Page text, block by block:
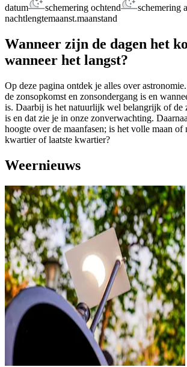
datum schemering ochtend
schemering
nachtlengtemaanst.maanstand
Wanneer zijn de dagen het
wanneer het langst?
Op deze pagina ontdek je alles over
de zonsopkomst en zonsondergang is en
is. Daarbij is het natuurlijk wel belangrijk of de
is en dat zie je in onze zonverwachting.
hoogte over de maanfasen; is het volle maan of
kwartier of laatste kwartier?
Weernieuws